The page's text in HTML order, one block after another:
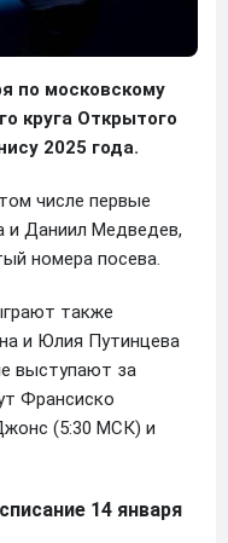
по московскому
круга Открытого
2025 года.
числе первые
и Даниил Медведев,
номера посева.
также
и Юлия Путинцева
выступают за
Франсиско
(5:30 МСК) и
14 января